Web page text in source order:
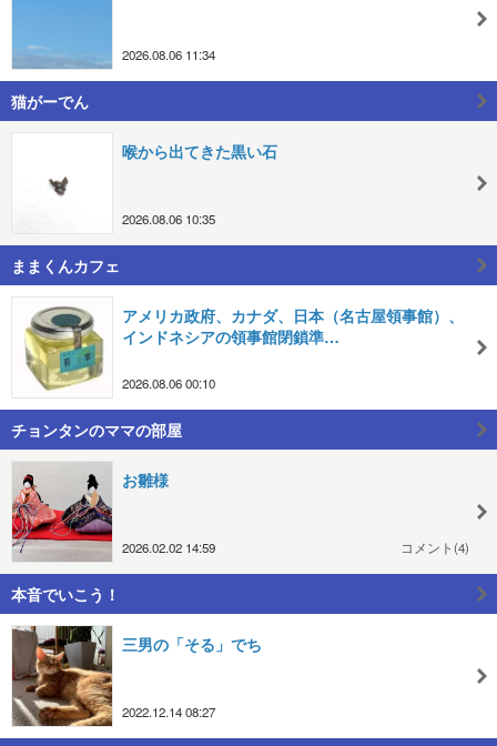
2026.08.06 11:34
猫がーでん
喉から出てきた黒い石
2026.08.06 10:35
ままくんカフェ
アメリカ政府、カナダ、日本（名古屋領事館）、
インドネシアの領事館閉鎖準…
2026.08.06 00:10
チョンタンのママの部屋
お雛様
2026.02.02 14:59 コメント(4)
本音でいこう！
三男の「そる」でち
2022.12.14 08:27